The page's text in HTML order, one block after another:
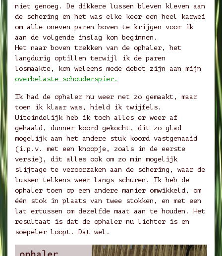
niet genoeg. De dikkere lussen bleven kleven aan
de schering en het was elke keer een heel karwei
om alle oneven paren boven te krijgen voor ik
aan de volgende inslag kon beginnen.
Het naar boven trekken van de ophaler, het
langdurig optillen terwijl ik de paren
losmaakte, kon weleens mede debet zijn aan mijn
overbelaste schouderspier.
Ik had de ophaler nu weer net zo gemaakt, maar
toen ik klaar was, hield ik twijfels.
Uiteindelijk heb ik toch alles er weer af
gehaald, dunner koord gekocht, dit zo glad
mogelijk aan het andere stuk koord vastgenaaid
(i.p.v. met een knoopje, zoals in de eerste
versie), dit alles ook om zo min mogelijk
slijtage te veroorzaken aan de schering, waar de
lussen telkens weer langs schuren. Ik heb de
ophaler toen op een andere manier omwikkeld, om
één stok in plaats van twee stokken, en met een
lat ertussen om dezelfde maat aan te houden. Het
resultaat is dat de ophaler nu lichter is en
soepeler loopt. Dat wel.